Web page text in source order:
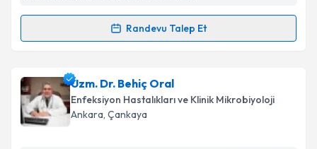
Kişisel verilerimin işlenmesine ilişkinAydınlatma
'ni okudum ve kişisel verilerimin belirtilen
kapsamda işlenmesini kabul ediyorum.
Takvim Talebini Gönder
Randevu Talep Et
Randevu Takvimi Talebi
Doç. Dr. Çiğdem Erol için randevu takvimi talebi
oluşturun. Size bu uzmandan randevu almanız için bir
takvim hazırlandığında e-posta ile bilgilendireceğiz.
Uzm. Dr. Behiç Oral
Enfeksiyon Hastalıkları ve Klinik Mikrobiyoloji
Ankara, Çankaya